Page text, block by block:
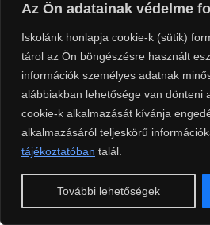
Az Ön adatainak védelme
Iskolánk honlapja cookie-k (sütik)
tárol az Ön böngészésre használt
információk személyes adatnak
alábbiakban lehetősége van dönteni
cookie-k alkalmazását kívánja
alkalmazásáról teljeskörű
tájékoztatóban talál.
További lehetőségek